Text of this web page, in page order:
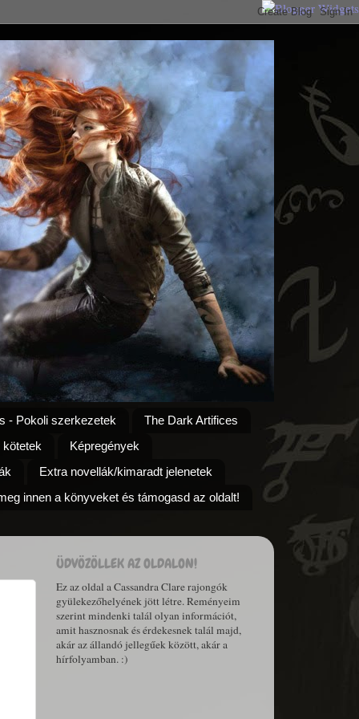
- Pokoli szerkezetek
The Dark Artifices
Képregények
Extra novellák/kimaradt jelenetek
innen a könyveket és támogasd az oldalt!
ÜDVÖZÖLLEK AZ OLDALON!
Ez az oldal a Cassandra Clare rajongók
gyülekezőhelyének jött létre. Reményeim
szerint mindenki talál olyan információt,
amit hasznosnak és érdekesnek talál majd,
akár az állandó jellegűek között, akár a
hírfolyamban. :)